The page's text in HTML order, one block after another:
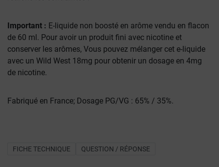
Important : E-liquide non boosté en arôme vendu en flacon
de 60 ml. Pour avoir un produit fini avec nicotine et
conserver les arômes, Vous pouvez mélanger cet e-liquide
avec un Wild West 18mg pour obtenir un dosage en 4mg
de nicotine.
Fabriqué en France; Dosage PG/VG : 65% / 35%.
FICHE TECHNIQUE QUESTION / RÉPONSE